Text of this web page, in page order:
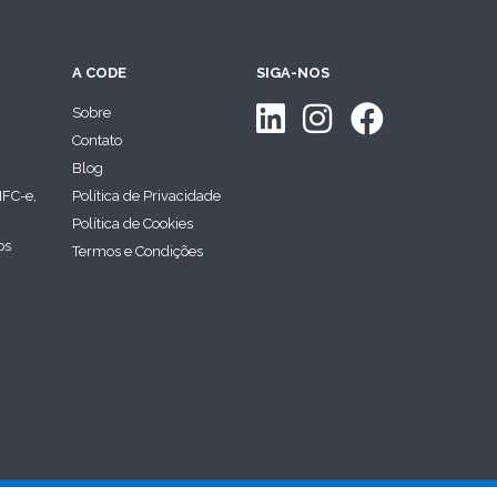
e,
A CODE
Sobre
Contato
Blog
Política de Privacidade
Política de Cookies
Termos e Condições
SIGA-NOS